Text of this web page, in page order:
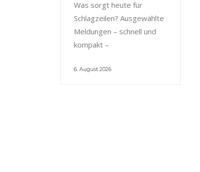
Was sorgt heute für
Schlagzeilen? Ausgewählte
Meldungen – schnell und
kompakt –
6. August 2026